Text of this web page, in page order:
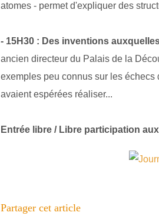
atomes - permet d'expliquer des
- 15H30 : Des inventions
ancien directeur du Palais de la
exemples peu connus sur les
avaient espérées réaliser...
Entrée libre / Libre participation
Partager cet article